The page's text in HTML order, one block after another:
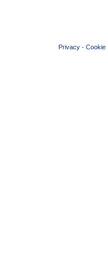
Privacy - Cookie